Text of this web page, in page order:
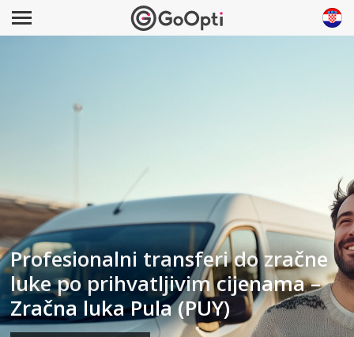
Profesionalni transferi do zračne
luke po prihvatljivim cijenama –
Zračna luka Pula (PUY)